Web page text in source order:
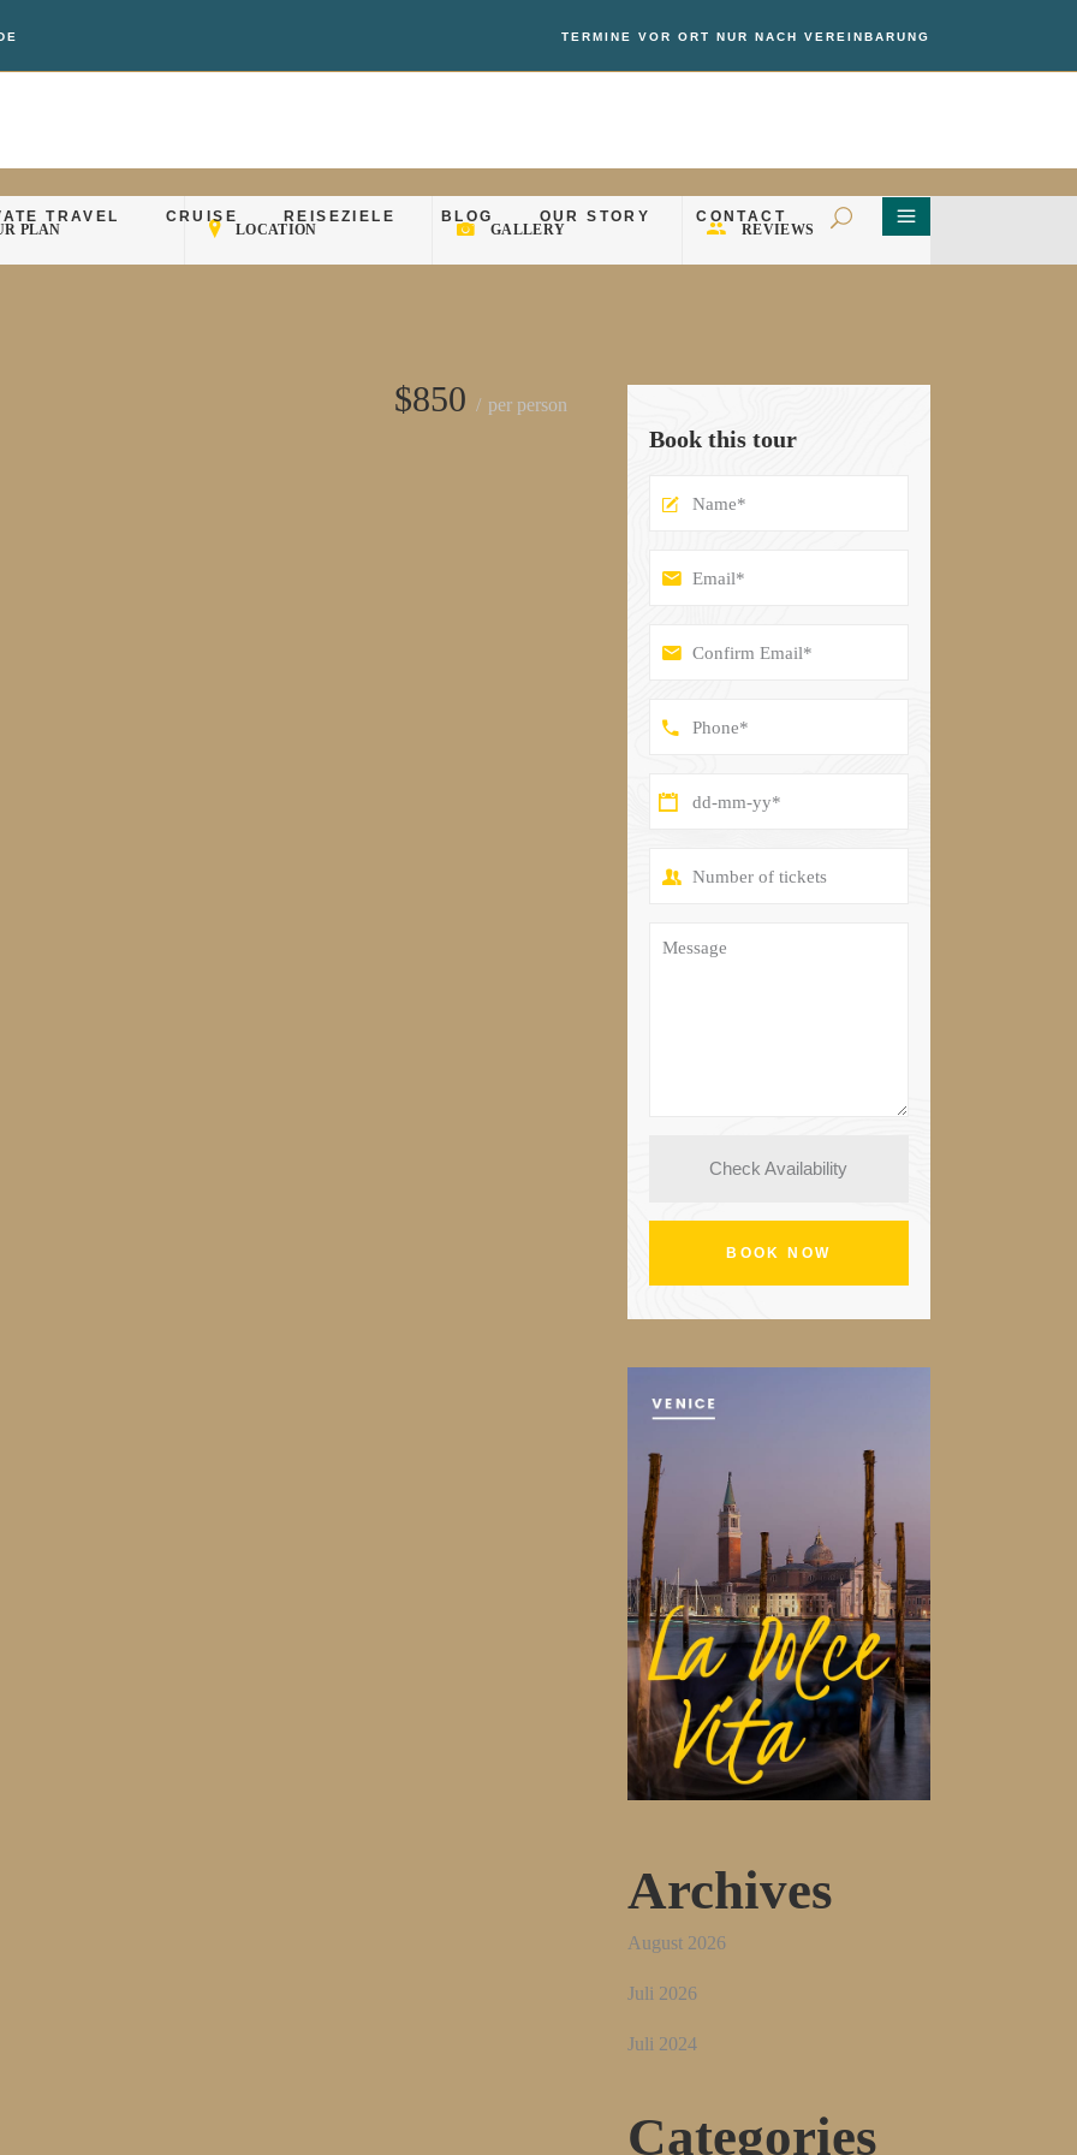
TERMINE VOR ORT NUR NACH VEREINBARUNG
TRAVEL CRUISE REISEZIELE BLOG OUR STORY CONTACT
TRAVEL OUR STORY CONTACT
PLAN LOCATION GALLERY REVIEWS
$850 per person
Book this tour
Check Availability
Archives
August 2026
Juli 2026
Juli 2024
Categories